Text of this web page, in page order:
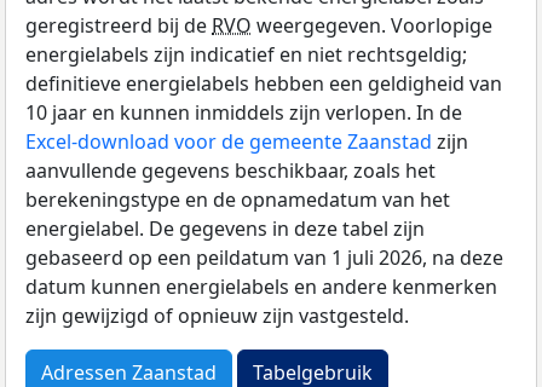
geregistreerd bij de RVO weergegeven. Voorlopige
energielabels zijn indicatief en niet rechtsgeldig;
definitieve energielabels hebben een geldigheid van
10 jaar en kunnen inmiddels zijn verlopen. In de
Excel-download voor de gemeente Zaanstad zijn
aanvullende gegevens beschikbaar, zoals het
berekeningstype en de opnamedatum van het
energielabel. De gegevens in deze tabel zijn
gebaseerd op een peildatum van 1 juli 2026, na deze
datum kunnen energielabels en andere kenmerken
zijn gewijzigd of opnieuw zijn vastgesteld.
Adressen Zaanstad Tabelgebruik